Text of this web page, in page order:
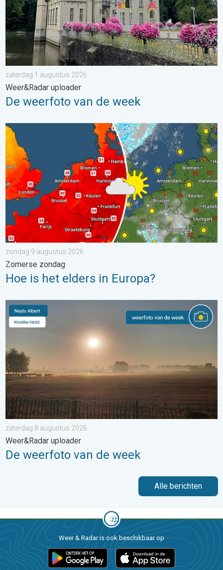
zaterdag 1 augustus 2026
Weer&Radar uploader
De weerfoto van de week
Hoe is het elders in Europa?. Zomerse zondag. . . zondag 9
zondag 9 augustus 2026
Zomerse zondag
Hoe is het elders in Europa?
De weerfoto van de week. Weer&Radar uploader. . . zaterdag
zaterdag 8 augustus 2026
Weer&Radar uploader
De weerfoto van de week
Alle berichten
Weer & Radar is ook beschikbaar op